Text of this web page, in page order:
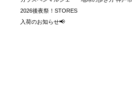
2026後夜祭！STORES
入荷のお知らせ📢